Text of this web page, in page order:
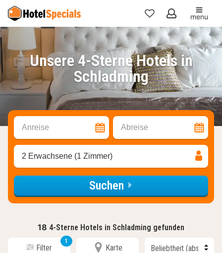
Meine
Favoriten
menu
Unsere 4-Sterne Hotels in
Schladming
Anreise Abreise
2 Erwachsene (1 Zimmer)
Suchen
18 4-Sterne Hotels in Schladming gefunden
Filter
1
Karte